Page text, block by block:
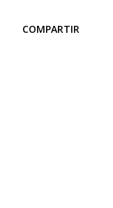
COMPARTIR